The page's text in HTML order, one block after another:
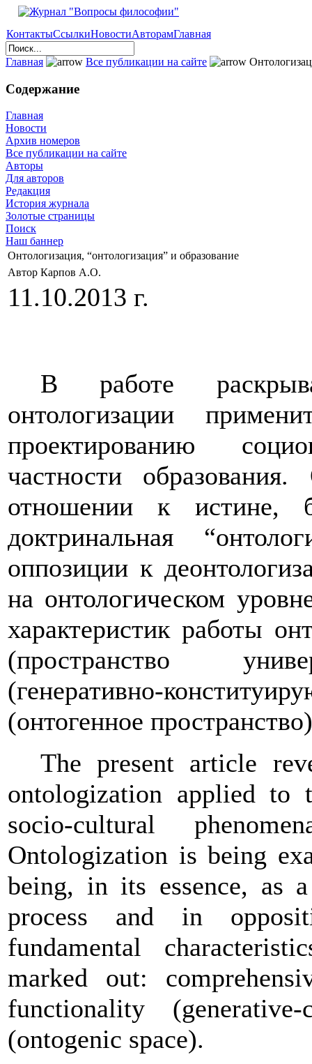
КонтактыСсылкиНовостиАвторамГлавная
Главная Все публикации на сайте
Содержание
Главная
Новости
Архив номеров
Все публикации на сайте
Авторы
Для авторов
Редакция
История журнала
Золотые страницы
Поиск
Наш баннер
Онтологизация, “онтологизация” и образование
Автор Карпов А.О.
11.10.2013 г.
В работе
онтологизации
проектированию
частности
отношении к
доктринальная
оппозиции к
на онтологическом
характеристик работы
(пространство
(генеративно-
(онтогенное
The present article
ontologization applied to
socio-cultural
Ontologization is being
being, in its essence, as
process and in
fundamental
marked out:
functionality
(ontogenic space).